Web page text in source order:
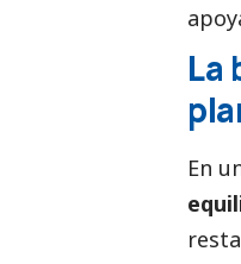
La
En